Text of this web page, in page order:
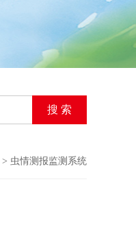
> 虫情测报监测系统